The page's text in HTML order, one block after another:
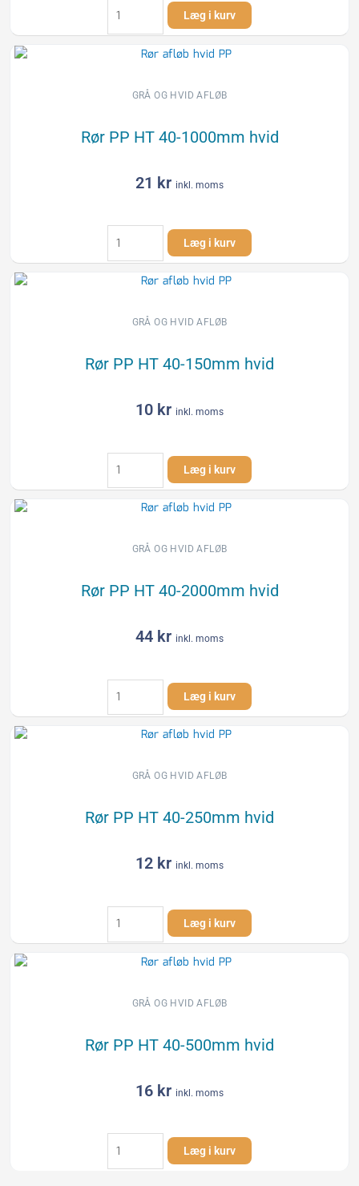
PP
40-
500mm
afløbsrør
Læg i kurv
GRÅ OG HVID AFLØB
Rør PP HT 40-1000mm hvid
21 kr inkl. moms
Rør
PP
HT
Læg i kurv
GRÅ OG HVID AFLØB
Rør PP HT 40-150mm hvid
10 kr inkl. moms
Rør
PP
HT
Læg i kurv
GRÅ OG HVID AFLØB
Rør PP HT 40-2000mm hvid
44 kr inkl. moms
Rør
PP
HT
Læg i kurv
GRÅ OG HVID AFLØB
Rør PP HT 40-250mm hvid
12 kr inkl. moms
Rør
PP
HT
Læg i kurv
GRÅ OG HVID AFLØB
Rør PP HT 40-500mm hvid
16 kr inkl. moms
Rør
PP
HT
Læg i kurv